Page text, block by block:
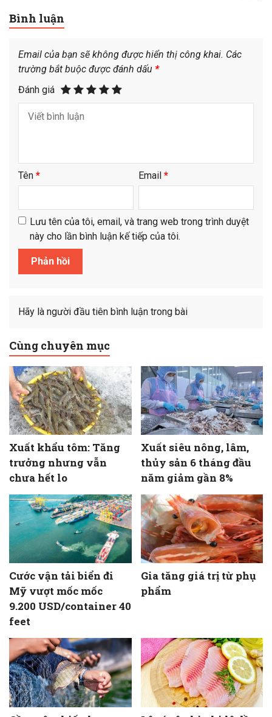
Bình luận
Email của bạn sẽ không được hiển thị công khai. Các
trường bắt buộc được đánh dấu *
Đánh giá
Tên * Email *
Lưu tên của tôi, email, và trang web trong trình duyệt
này cho lần bình luận kế tiếp của tôi.
Hãy là người đầu tiên bình luận trong bài
Cùng chuyên mục
Xuất khẩu tôm: Tăng
trưởng nhưng vẫn
chưa hết lo
Xuất siêu nông, lâm,
thủy sản 6 tháng đầu
năm giảm gần 8%
Cước vận tải biển đi
Mỹ vượt mốc mốc
9.200 USD/container 40
feet
Gia tăng giá trị từ phụ
phẩm